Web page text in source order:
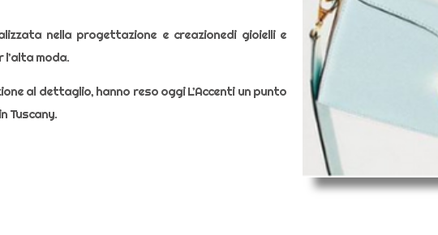
nella progettazione e creazionedi gioielli e
l’alta moda.
al dettaglio, hanno reso oggi L’Accenti un punto
Tuscany.